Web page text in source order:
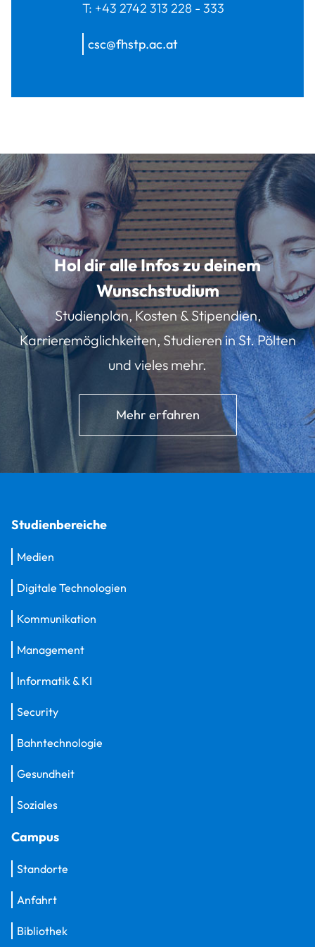
T: +43 2742 313 228 - 333
csc@fhstp.ac.at
Hol dir alle Infos zu deinem
Wunschstudium
Studienplan, Kosten & Stipendien,
Karrieremöglichkeiten, Studieren in St. Pölten
und vieles mehr.
Mehr erfahren
Studienbereiche
Medien
Digitale Technologien
Kommunikation
Management
Informatik & KI
Security
Bahntechnologie
Gesundheit
Soziales
Campus
Standorte
Anfahrt
Bibliothek